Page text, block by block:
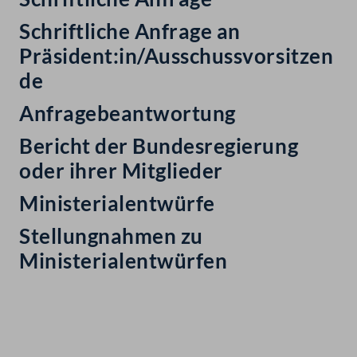
Schriftliche Anfrage an
Präsident:in/Ausschussvorsitzen
de
Anfragebeantwortung
Bericht der Bundesregierung
oder ihrer Mitglieder
Ministerialentwürfe
Stellungnahmen zu
Ministerialentwürfen